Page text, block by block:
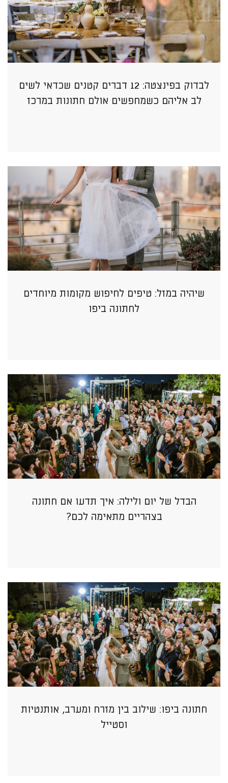
לבדוק בפינצטה: 12 דברים קטנים שכדאי לשים
לב אליהם כשמחפשים אולם חתונות במרכז
שיהיה במזל: טיפים לחיפוש מקומות מיוחדים
לחתונה ביפו
הבדל של יום ולילה: איך תדעו אם חתונה
בצהריים מתאימה לכם?
חתונה ביפו: שילוב בין מזרח ומערב, אותנטיות
וסטייל